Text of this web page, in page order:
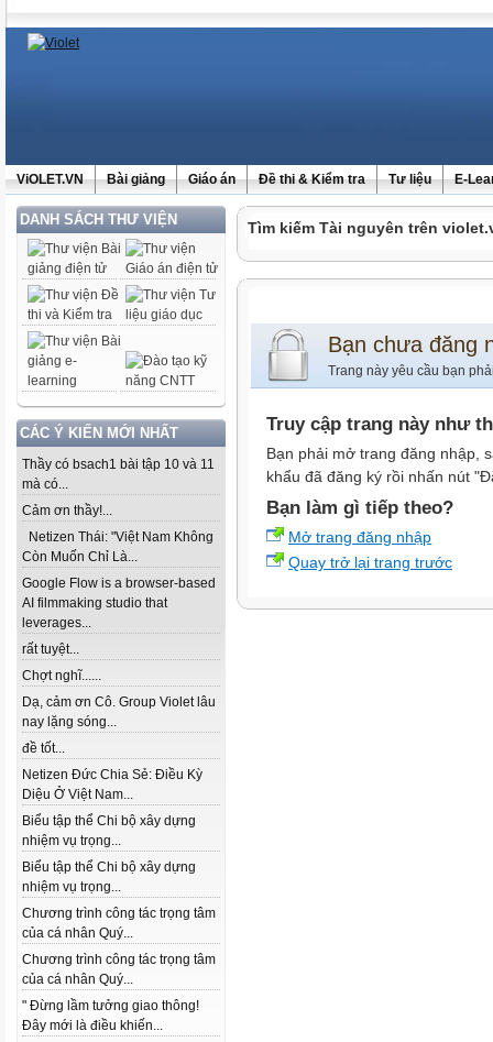
ViOLET.VN Bài giảng Giáo án Đề thi & Kiểm tra Tư liệu E-
DANH SÁCH THƯ VIỆN
CÁC Ý KIẾN MỚI NHẤT
Thầy có bsach1 bài tập 10 và 11
mà có...
Cảm ơn thầy!...
Netizen Thái: "Việt Nam Không
Còn Muốn Chỉ Là...
Google Flow is a browser-based
AI filmmaking studio that
leverages...
rất tuyệt...
Chợt nghĩ......
Dạ, cảm ơn Cô. Group Violet lâu
nay lặng sóng...
đề tốt...
Netizen Đức Chia Sẻ: Điều Kỳ
Diệu Ở Việt Nam...
Biểu tập thể Chi bộ xây dựng
nhiệm vụ trọng...
Biểu tập thể Chi bộ xây dựng
nhiệm vụ trọng...
Chương trình công tác trọng tâm
của cá nhân Quý...
Chương trình công tác trọng tâm
của cá nhân Quý...
" Đừng lầm tưởng giao thông!
Đây mới là điều khiến...
Tìm kiếm Tài nguyên trên
Bạn chưa đăng
Trang này yêu cầu bạn
Truy cập trang này như
Bạn phải mở trang đăng nhập,
khẩu đã đăng ký rồi nhấn nút
Bạn làm gì tiếp theo?
Mở trang đăng nhập
Quay trở lại trang trước